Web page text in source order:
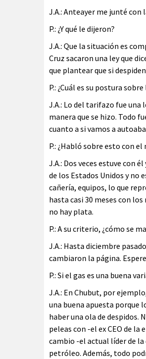
J.A.: Anteayer me junté con
P.: ¿Y qué le dijeron?
J.A.: Que la situación es
Cruz sacaron una ley que
que plantear que si
P.: ¿Cuál es su postura
J.A.: Lo del tarifazo fue una
manera que se hizo. Todo
cuanto a si vamos a
P.: ¿Habló sobre esto con
J.A.: Dos veces estuve con
de los Estados Unidos y
cañería, equipos, lo que
hasta casi 30 meses con
no hay plata.
P.: A su criterio, ¿cómo se
J.A.: Hasta diciembre
cambiaron la página.
P.: Si el gas es una buena
J.A.: En Chubut, por
una buena apuesta porque
haber una ola de despidos.
peleas con -el ex CEO de
cambio -el actual líder de la
petróleo. Además, todo